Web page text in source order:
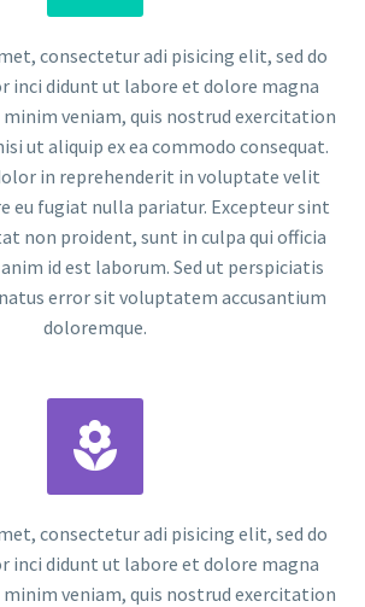
consectetur adi pisicing elit, sed do
inci didunt ut labore et dolore magna
minim veniam, quis nostrud exercitation
ut aliquip ex ea commodo consequat.
in reprehenderit in voluptate velit
eu fugiat nulla pariatur. Excepteur sint
non proident, sunt in culpa qui officia
id est laborum. Sed ut perspiciatis
error sit voluptatem accusantium
doloremque.


consectetur adi pisicing elit, sed do
inci didunt ut labore et dolore magna
minim veniam, quis nostrud exercitation